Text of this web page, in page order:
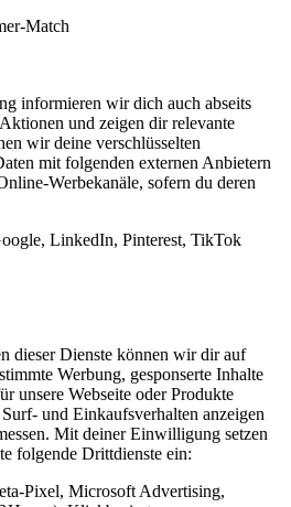
Match
informieren wir dich auch abseits
und zeigen dir relevante
wir deine verschlüsselten
mit folgenden externen Anbietern
Werbekanäle, sofern du deren
LinkedIn, Pinterest, TikTok
dieser Dienste können wir dir auf
Werbung, gesponserte Inhalte
unsere Webseite oder Produkte
und Einkaufsverhalten anzeigen
Mit deiner Einwilligung setzen
folgende Drittdienste ein:
Pixel, Microsoft Advertising,